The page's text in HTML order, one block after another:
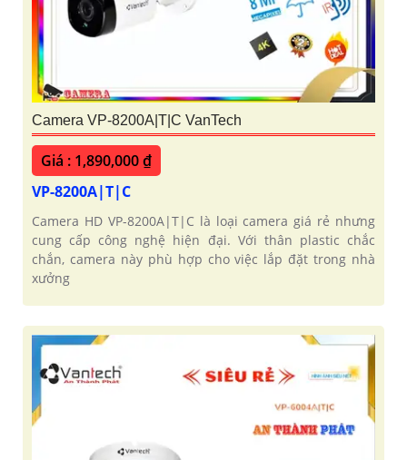
Camera VP-8200A|T|C VanTech
Giá : 1,890,000 ₫
VP-8200A|T|C
Camera HD VP-8200A|T|C là loại camera giá rẻ nhưng
cung cấp công nghệ hiện đại. Với thân plastic chắc
chắn, camera này phù hợp cho việc lắp đặt trong nhà
xưởng